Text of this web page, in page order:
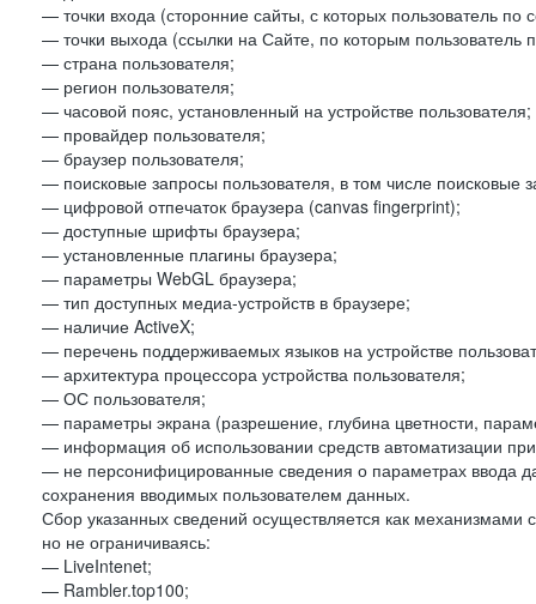
— точки входа (сторонние сайты, с которых пользователь по
— точки выхода (ссылки на Сайте, по которым пользователь
— страна пользователя;
— регион пользователя;
— часовой пояс, установленный на устройстве пользователя;
— провайдер пользователя;
— браузер пользователя;
— поисковые запросы пользователя, в том числе поисковые
— цифровой отпечаток браузера (canvas fingerprint);
— доступные шрифты браузера;
— установленные плагины браузера;
— параметры WebGL браузера;
— тип доступных медиа-устройств в браузере;
— наличие ActiveX;
— перечень поддерживаемых языков на устройстве
— архитектура процессора устройства пользователя;
— ОС пользователя;
— параметры экрана (разрешение, глубина цветности,
— информация об использовании средств автоматизации
— не персонифицированные сведения о параметрах ввода
сохранения вводимых пользователем данных.
Сбор указанных сведений осуществляется как
но не ограничиваясь:
— LiveIntenet;
— Rambler.top100;